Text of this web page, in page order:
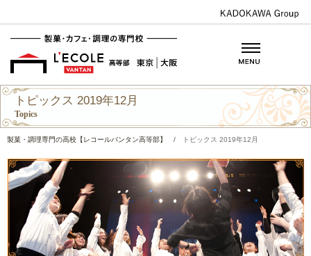
トピックス 2019年12月
Topics
製菓・調理専門の高校【レコールバンタン高等部】 / トピックス 2019年12月